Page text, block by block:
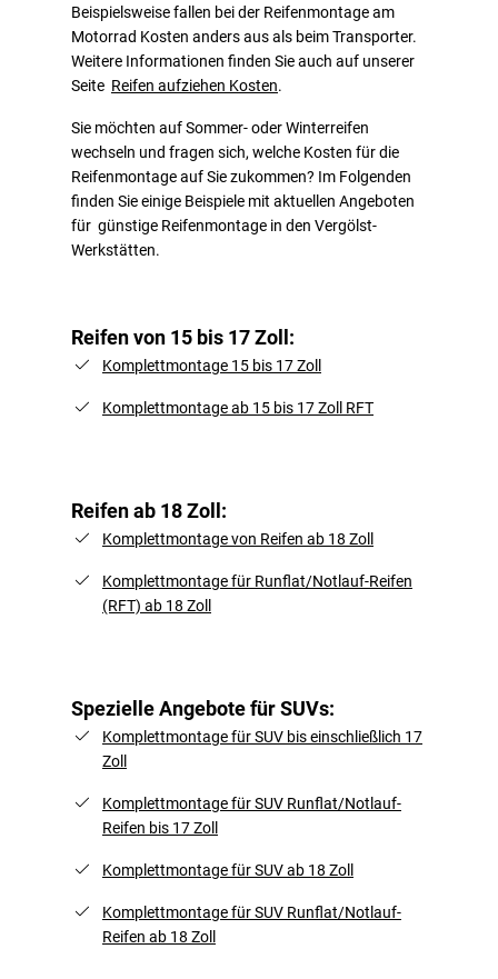
Beispielsweise fallen bei der Reifenmontage am
Motorrad Kosten anders aus als beim Transporter.
Weitere Informationen finden Sie auch auf unserer
Seite Reifen aufziehen Kosten.
Sie möchten auf Sommer- oder Winterreifen
wechseln und fragen sich, welche Kosten für die
Reifenmontage auf Sie zukommen? Im Folgenden
finden Sie einige Beispiele mit aktuellen Angeboten
für günstige Reifenmontage in den Vergölst-
Werkstätten.
Reifen von 15 bis 17 Zoll:
Komplettmontage 15 bis 17 Zoll
Komplettmontage ab 15 bis 17 Zoll RFT
Reifen ab 18 Zoll:
Komplettmontage von Reifen ab 18 Zoll
Komplettmontage für Runflat/Notlauf-Reifen
(RFT) ab 18 Zoll
Spezielle Angebote für SUVs:
Komplettmontage für SUV bis einschließlich 17
Zoll
Komplettmontage für SUV Runflat/Notlauf-
Reifen bis 17 Zoll
Komplettmontage für SUV ab 18 Zoll
Komplettmontage für SUV Runflat/Notlauf-
Reifen ab 18 Zoll